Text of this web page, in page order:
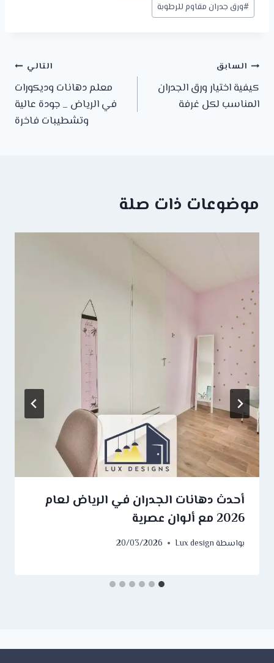
#ورق جدران مقاوم للرطوبة
تصفّح
المقالات
السابق
كيفية اختيار ورق الجدران
المناسب لكل غرفة
التالي
معلم دهانات وديكورات
في الرياض _ جودة عالية
وتشطيبات فاخرة
موضوعات ذات صلة
أحدث دهانات الجدران في الرياض لعام
2026 مع ألوان عصرية
بواسطةLux design
20/03/2026